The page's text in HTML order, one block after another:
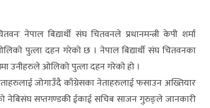
नेपाल बिद्यार्थी संघ चितवनले प्रधानमन्त्री केपी शर्मा
पुत्ला दहन गरेको छ । नेपाल बिद्यार्थी संघ चितवनका
उनीहरुले ओलिको पुत्ला दहन गरेको हो ।
जोगाउँदै काँग्रेसका नेताहरुलाई फसाउन अख्तियार
नेबिसंघ सप्तगण्डकी ईकाई सचिब साजन गुरुङ्ले जानकारी